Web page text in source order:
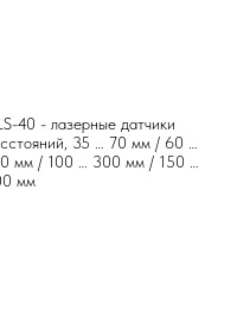
40 - лазерные датчики
35 … 70 мм / 60 …
мм / 100 … 300 мм / 150 …
мм